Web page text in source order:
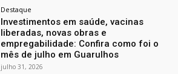
Destaque
Investimentos em saúde, vacinas
liberadas, novas obras e
empregabilidade: Confira como foi o
mês de julho em Guarulhos
julho 31, 2026